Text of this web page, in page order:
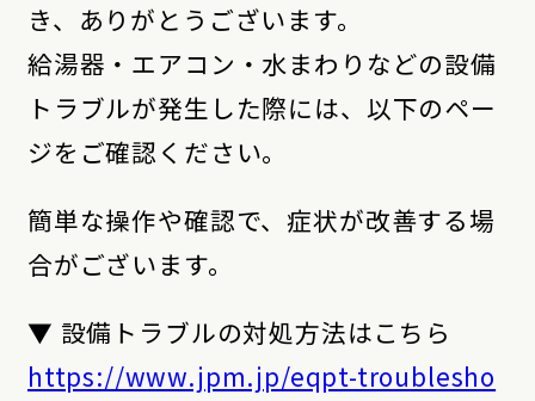
き、ありがとうございます。
給湯器・エアコン・水まわりなどの設備
トラブルが発生した際には、以下のペー
ジをご確認ください。
簡単な操作や確認で、症状が改善する場
合がございます。
▼ 設備トラブルの対処方法はこちら
https://www.jpm.jp/eqpt-troublesho